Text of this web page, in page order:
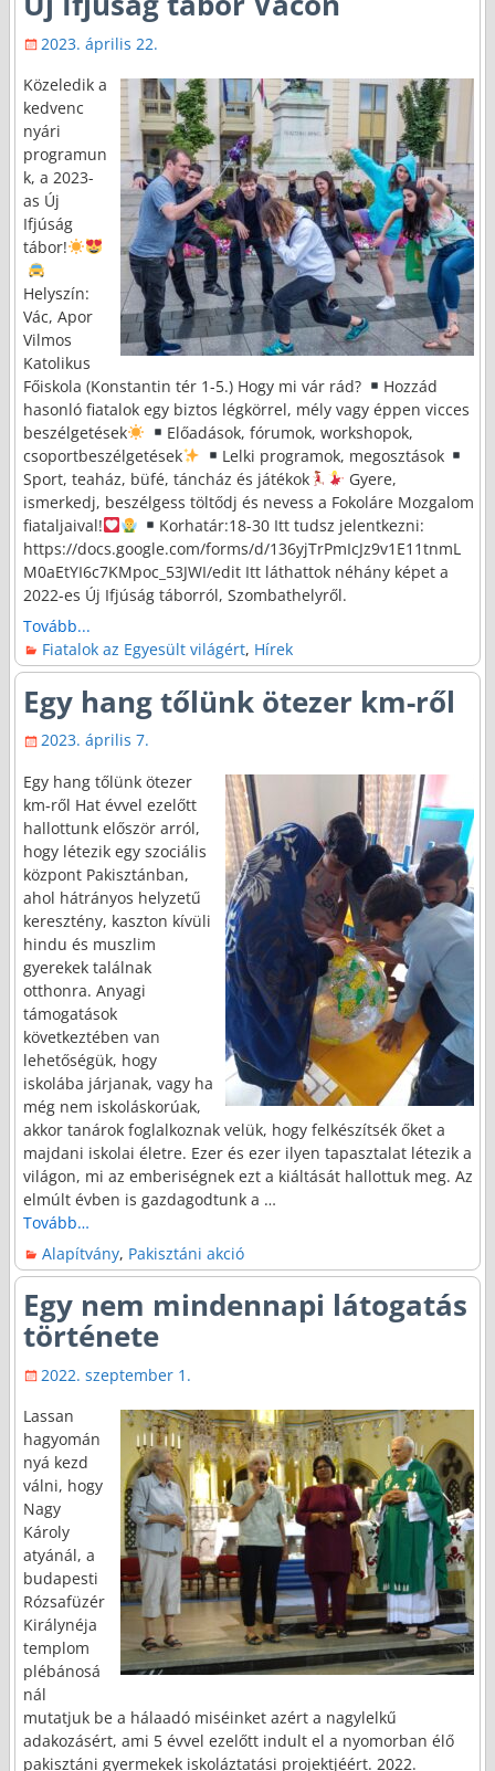
2023. április 22.
Közeledik a
kedvenc
nyári
programun
k, a 2023-
as Új
Ifjúság
tábor!
Helyszín:
Vác, Apor
Vilmos
Katolikus
Főiskola (Konstantin tér 1-5.) Hogy mi vár rád?
Hozzád
hasonló fiatalok egy biztos légkörrel, mély vagy éppen vicces
beszélgetések
Előadások, fórumok, workshopok,
csoportbeszélgetések
Lelki programok, megosztások
Sport, teaház, büfé, táncház és játékok
Gyere,
ismerkedj, beszélgess töltődj és nevess a Fokoláre Mozgalom
fiataljaival!
Korhatár:18-30 Itt tudsz jelentkezni:
https://docs.google.com/forms/d/136yjTrPmIcJz9v1E11tnmL
M0aEtYI6c7KMpoc_53JWI/edit Itt láthattok néhány képet a
2022-es Új Ifjúság táborról, Szombathelyről.
Tovább...
Fiatalok az Egyesült világért, Hírek
Egy hang tőlünk ötezer km-ről
2023. április 7.
Egy hang tőlünk ötezer
km-ről Hat évvel ezelőtt
hallottunk először arról,
hogy létezik egy szociális
központ Pakisztánban,
ahol hátrányos helyzetű
keresztény, kaszton kívüli
hindu és muszlim
gyerekek találnak
otthonra. Anyagi
támogatások
következtében van
lehetőségük, hogy
iskolába járjanak, vagy ha
még nem iskoláskorúak,
akkor tanárok foglalkoznak velük, hogy felkészítsék őket a
majdani iskolai életre. Ezer és ezer ilyen tapasztalat létezik a
világon, mi az emberiségnek ezt a kiáltását hallottuk meg. Az
elmúlt évben is gazdagodtunk a …
Tovább…
Alapítvány, Pakisztáni akció
Egy nem mindennapi látogatás
története
2022. szeptember 1.
Lassan
hagyomán
nyá kezd
válni, hogy
Nagy
Károly
atyánál, a
budapesti
Rózsafüzér
Királynéja
templom
plébánosá
nál
mutatjuk be a hálaadó miséinket azért a nagylelkű
adakozásért, ami 5 évvel ezelőtt indult el a nyomorban élő
pakisztáni gyermekek iskoláztatási projektjéért. 2022.